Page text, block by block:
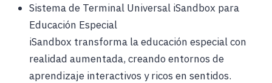
Sistema de Terminal Universal iSandbox para
Educación Especial
iSandbox transforma la educación especial con
realidad aumentada, creando entornos de
aprendizaje interactivos y ricos en sentidos.